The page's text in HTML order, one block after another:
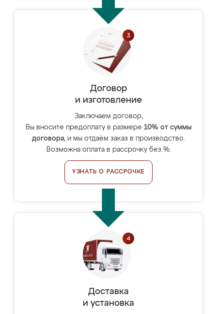
Договор
и изготовление
Заключаем договор,
Вы вносите предоплату в размере 10% от суммы
договора, и мы отдаём заказ в производство.
Возможна оплата в рассрочку без %.
УЗНАТЬ О РАССРОЧКЕ
Доставка
и установка